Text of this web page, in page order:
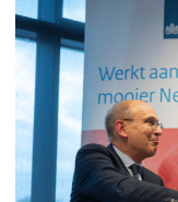
Materials
and
Structures